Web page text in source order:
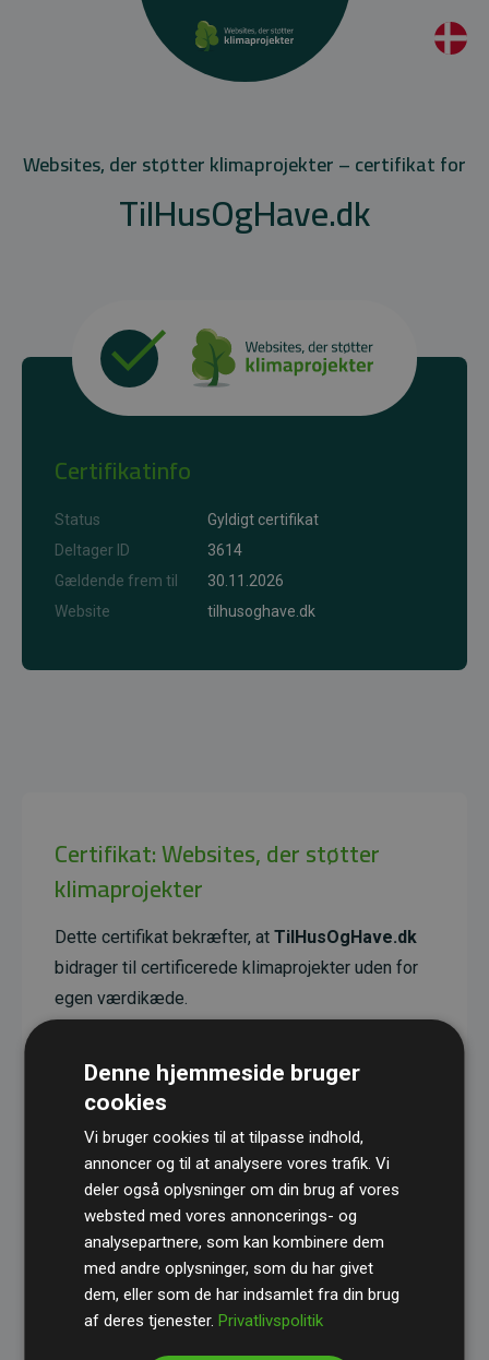
Websites, der støtter klimaprojekter – certifikat for
TilHusOgHave.dk
Certifikatinfo
Status
Gyldigt certifikat
Deltager ID
3614
Gældende frem til
30.11.2026
Website
tilhusoghave.dk
Certifikat: Websites, der støtter
klimaprojekter
Dette certifikat bekræfter, at TilHusOgHave.dk
bidrager til certificerede klimaprojekter uden for
egen værdikæde.
reducerende effekt, som i gennemsnit svarer til
dobbelt så meget CO₂ som den estimerede
Alle projekter er verificeret gennem Gold
Standard– en international ordning, der sikrer høj
kvalitet og gennemsigtighed i klimainvesteringer.
Du kan læse mere om de konkrete projekter
Denne hjemmeside bruger
cookies
Vi bruger cookies til at tilpasse indhold,
annoncer og til at analysere vores trafik. Vi
deler også oplysninger om din brug af vores
websted med vores annoncerings- og
analysepartnere, som kan kombinere dem
med andre oplysninger, som du har givet
dem, eller som de har indsamlet fra din brug
af deres tjenester.Privatlivspolitik